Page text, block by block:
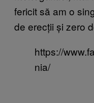
fericit să am o
de erecții și zero
https://
nia/